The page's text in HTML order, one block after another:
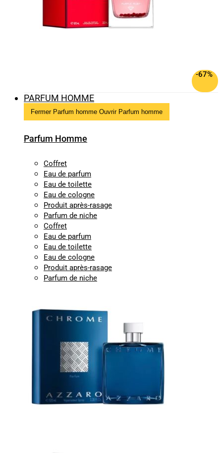
-67%
PARFUM HOMME
Fermer Parfum homme Ouvrir Parfum homme
Parfum Homme
Coffret
Eau de parfum
Eau de toilette
Eau de cologne
Produit après-rasage
Parfum de niche
Coffret
Eau de parfum
Eau de toilette
Eau de cologne
Produit après-rasage
Parfum de niche